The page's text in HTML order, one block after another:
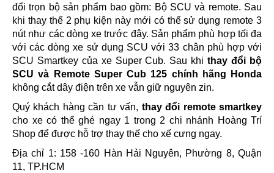
đổi trọn bộ sản phẩm bao gồm: Bộ SCU và remote. Sau
khi thay thế 2 phụ kiện này mới có thể sử dụng remote 3
nút như các dòng xe trước đây. Sản phẩm phù hợp tối đa
với các dòng xe sử dụng SCU với 33 chân phù hợp với
SCU Smartkey của xe Super Cub. Sau khithay đổi bộ
SCU và Remote Super Cub 125 chính hãng Honda
không cắt dây điện trên xe vẫn giữ nguyên zin.
Quý khách hàng cần tư vấn, thay đổi remote smartkey
cho xe có thể ghé ngay 1 trong 2 chi nhánh Hoàng Trí
Shop để được hỗ trợ thay thế cho xế cưng ngay.
Địa chỉ 1: 158 -160 Hàn Hải Nguyên, Phường 8, Quận
11, TP.HCM